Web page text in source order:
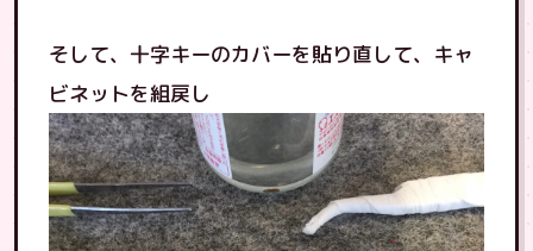
そして、十字キーのカバーを貼り直して、キャ
ビネットを組戻し